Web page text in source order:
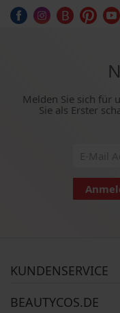
Melden Sie sich für
Sie als Erster
KUNDENSERVICE
BEAUTYCOS.DE